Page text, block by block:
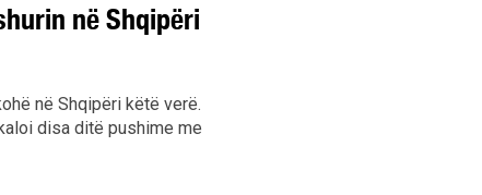
në Shqipëri
në Shqipëri këtë verë.
disa ditë pushime me